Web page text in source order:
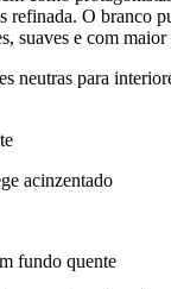
refinada. O branco
suaves e com
neutras para
acinzentado
fundo quente